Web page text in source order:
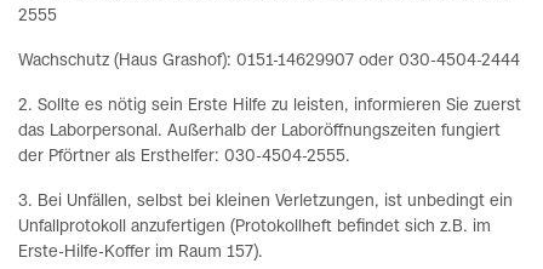
2555
Wachschutz (Haus Grashof): 0151-14629907 oder 030-4504-2444
2. Sollte es nötig sein Erste Hilfe zu leisten, informieren Sie zuerst
das Laborpersonal. Außerhalb der Laboröffnungszeiten fungiert
der Pförtner als Ersthelfer: 030-4504-2555.
3. Bei Unfällen, selbst bei kleinen Verletzungen, ist unbedingt ein
Unfallprotokoll anzufertigen (Protokollheft befindet sich z.B. im
Erste-Hilfe-Koffer im Raum 157).